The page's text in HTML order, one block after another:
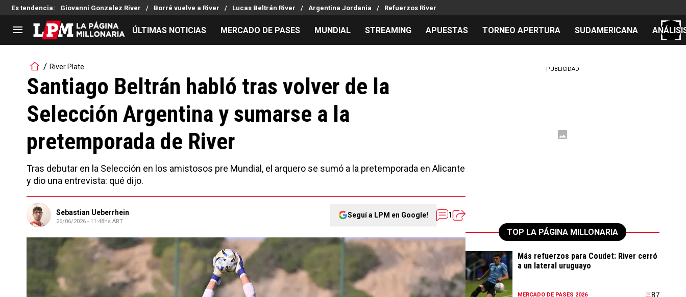
Es tendencia: Giovanni Gonzalez River Borré vuelve a River Lucas Beltrán River Argentina Jordania Refuerzos River
LIGA PROFESIONAL
Noticias
Tabla de posiciones
Fixture
Reserva
Copa Sudamericana
Copa Argentina
Selección Argentina
Mercado de Pases
Análisis tácticos
Chacho Coudet
Streaming
Entradas
Hinchas
Los goles de River
ÚLTIMAS NOTICIAS MERCADO DE PASES MUNDIAL STREAMING APUESTAS TORNEO APERTURA SUDAMERICANA
River Plate
Santiago Beltrán habló tras volver de la
Selección Argentina y sumarse a la
pretemporada de River
Tras debutar en la Selección en los amistosos pre Mundial, el arquero se sumó a la pretemporada en Alicante
y dio una entrevista: qué dijo.
Sebastian Ueberrhein
26/06/2026 - 11:48hs ART
Seguí a LPM en Google! 1
PUBLICIDAD
TOP LA PÁGINA MILLONARIA
Más refuerzos para Coudet: River cerró
a un lateral uruguayo
MERCADO DE PASES 2026 87